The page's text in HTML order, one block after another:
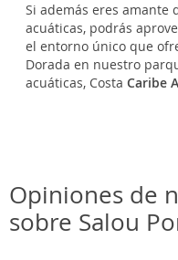
Si además eres amante
acuáticas, podrás
el entorno único que
Dorada en nuestro
acuáticas, Costa Caribe
Opiniones de
sobre Salou